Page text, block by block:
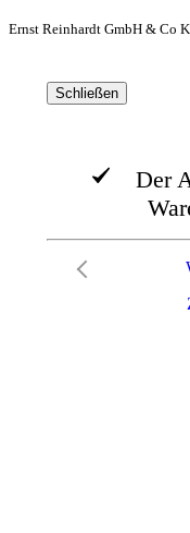
Ernst Reinhardt GmbH & Co
Schließen
Der